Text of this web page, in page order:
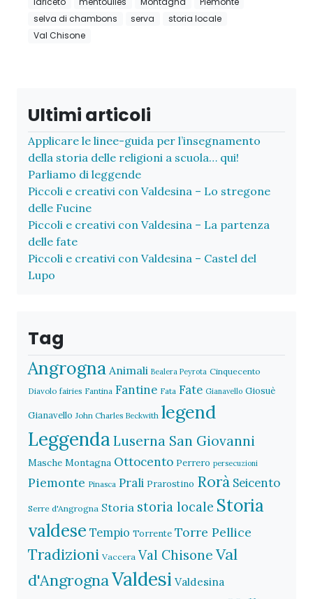
selva di chambons
serva
storia locale
Val Chisone
Ultimi articoli
Applicare le linee-guida per l’insegnamento
della storia delle religioni a scuola… qui!
Parliamo di leggende
Piccoli e creativi con Valdesina – Lo stregone
delle Fucine
Piccoli e creativi con Valdesina – La partenza
delle fate
Piccoli e creativi con Valdesina – Castel del
Lupo
Tag
Angrogna Animali Bealera Peyrota Cinquecento
Diavolo fairies Fantina Fantine Fata Fate Gianavello Giosuè
Gianavello John Charles Beckwith legend
Leggenda Luserna San Giovanni
Masche Montagna Ottocento Perrero persecuzioni
Piemonte Pinasca Prali Prarostino Rorà Seicento
Serre d'Angrogna Storia storia locale Storia
valdese Tempio Torrente Torre Pellice
Tradizioni Vaccera Val Chisone Val
d'AngrognaValdesi Valdesina